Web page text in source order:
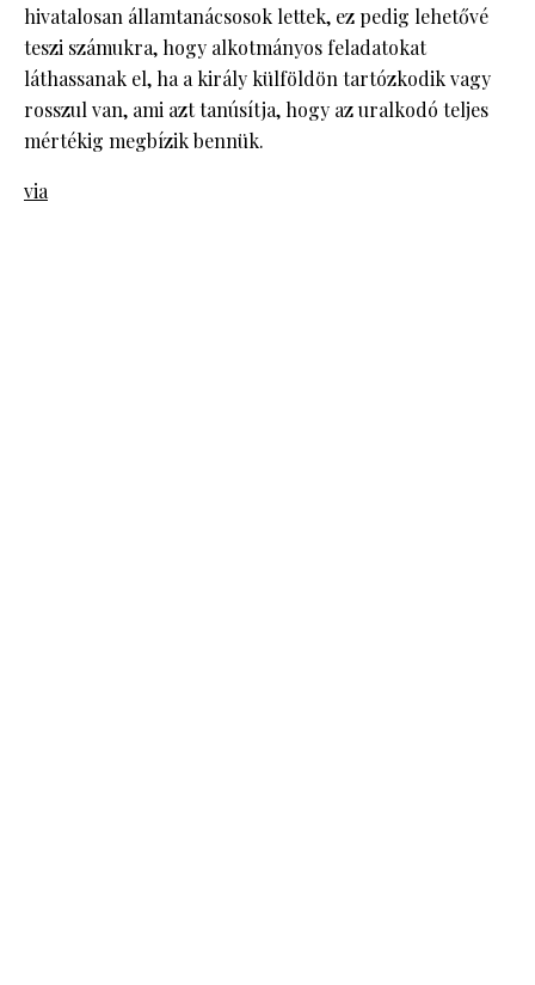
hivatalosan államtanácsosok lettek, ez pedig lehetővé
teszi számukra, hogy alkotmányos feladatokat
láthassanak el, ha a király külföldön tartózkodik vagy
rosszul van, ami azt tanúsítja, hogy az uralkodó teljes
mértékig megbízik bennük.
via